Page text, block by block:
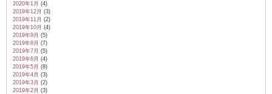
2020年1月 (4)
2019年12月 (3)
2019年11月 (2)
2019年10月 (4)
2019年9月 (5)
2019年8月 (7)
2019年7月 (5)
2019年6月 (4)
2019年5月 (8)
2019年4月 (3)
2019年3月 (2)
2019年2月 (3)